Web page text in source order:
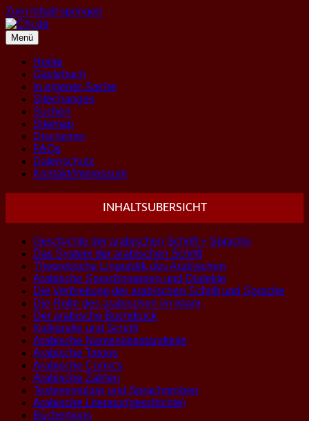
Zum Inhalt springen
Menü
Home
Gästebuch
In eigener Sache
Sitechanges
Suchen
Sitemap
Disclaimer
FAQs
Datenschutz
Kontakt/Impressum
INHALTSUBERSICHT
Geschichte der arabischen Schrift + Sprache
Das System der arabischen Schrift
Theoretische Linguistik des Arabischen
Arabische Sprachgruppen und Dialekte
Die Verbreitung der arabischen Schrift und Sprache
Die Rolle des arabischen im Islam
Der arabische Buchdruck
Kalligrafie und Schrift
Arabische Namensbestandteile
Arabische Tatoos
Arabische Comics
Arabische Zahlen
Textexemplare und Sprachproben
Arabische Literatur(geschichte)
Büchertipps